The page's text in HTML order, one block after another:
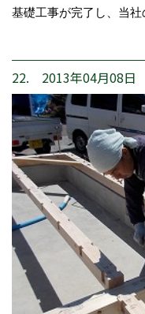
基礎工事が完了し、当社
22. 2013年04月08日